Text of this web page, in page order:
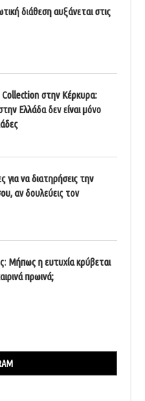
διάθεση αυξάνεται στις
στην Κέρκυρα:
Ελλάδα δεν είναι μόνο
για να διατηρήσεις την
αν δουλεύεις τον
Μήπως η ευτυχία κρύβεται
πρωινά;